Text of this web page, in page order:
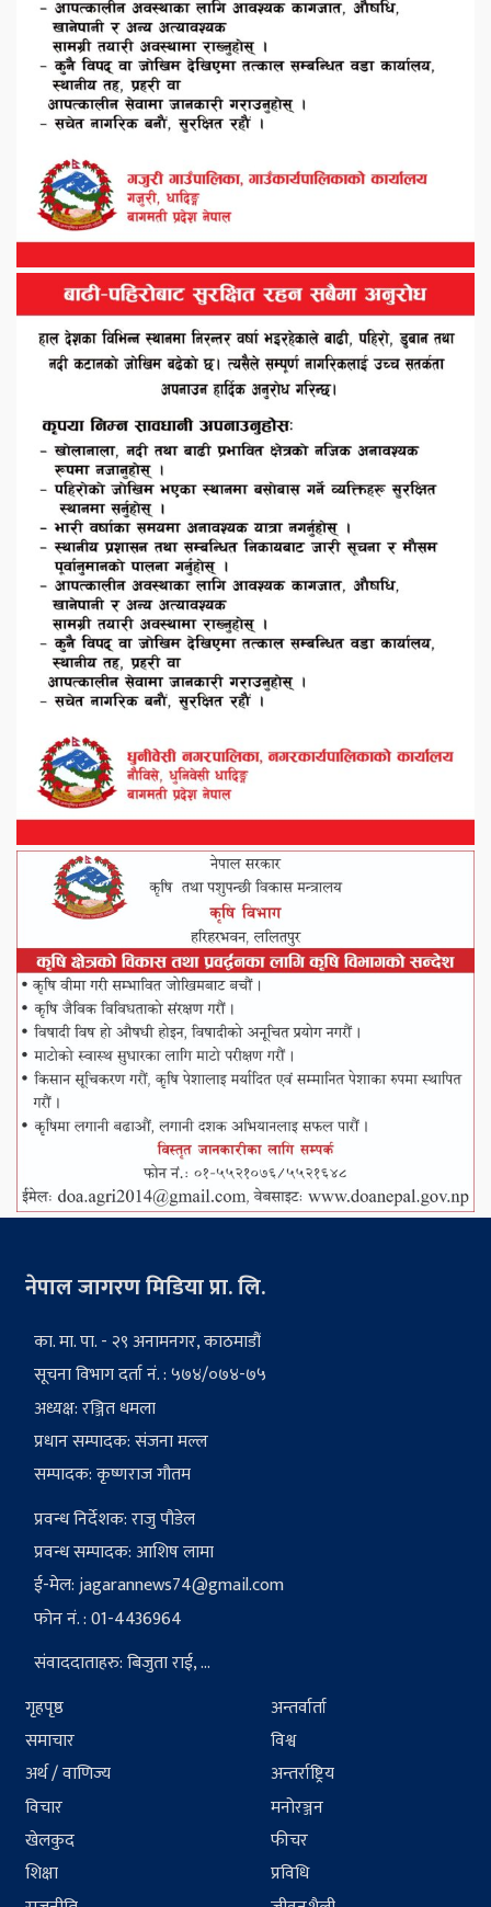
नेपाल जागरण मिडिया प्रा. लि.
का. मा. पा. - २९ अनामनगर, काठमाडौं
सूचना विभाग दर्ता नं. : ५७४/०७४-७५
अध्यक्ष: रञ्जित धमला
प्रधान सम्पादक: संजना मल्ल
सम्पादक: कृष्णराज गौतम
प्रवन्ध निर्देशक: राजु पौडेल
प्रवन्ध सम्पादक: आशिष लामा
ई-मेल:jagarannews74@gmail.com
फोन नं. : 01-4436964
संवाददाताहरु: बिजुता राई, ...
गृहपृष्ठ
समाचार
अर्थ / वाणिज्य
विचार
खेलकुद
शिक्षा
अन्तर्वार्ता
विश्व
अन्तर्राष्ट्रिय
मनोरञ्जन
फीचर
प्रविधि